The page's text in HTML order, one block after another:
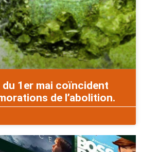
1er mai coïncident
de l’abolition.